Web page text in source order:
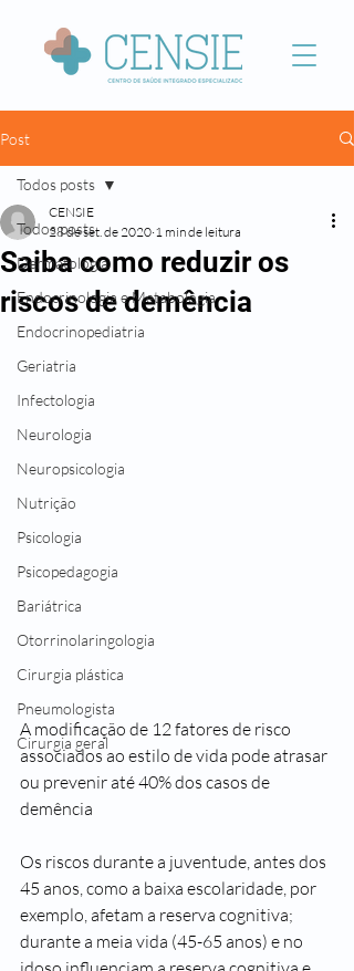
Post
Todos posts
Dermatologia
Endocrinologia e Metabologia
Endocrinopediatria
Geriatria
Infectologia
Neurologia
Neuropsicologia
Nutrição
Psicologia
Psicopedagogia
Bariátrica
Otorrinolaringologia
Cirurgia plástica
Pneumologista
Cirurgia geral
Todos posts
Saiba como reduzir os
riscos de demência
CENSIE
28 de set. de 2020 1 min de leitura
A modificação de 12 fatores de risco
associados ao estilo de vida pode atrasar
ou prevenir até 40% dos casos de
demência
Os riscos durante a juventude, antes dos
45 anos, como a baixa escolaridade, por
exemplo, afetam a reserva cognitiva;
durante a meia vida (45-65 anos) e no